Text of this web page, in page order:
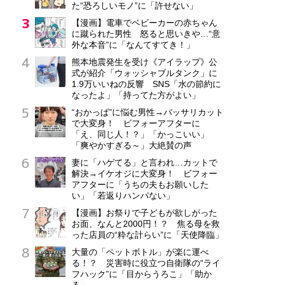
た“恐ろしいモノ”に「許せない」
【漫画】電車でベビーカーの赤ちゃん
に蹴られた男性 怒ると思いきや…“意
外な本音”に「なんてすてき！」
熊本地震発生を受け《アイラップ》公
式が紹介「ウォッシャブルタンク」に
1.9万いいねの反響 SNS「水の節約に
なったよ」「持ってた方がよい」
“おかっぱ”に悩む男性→バッサリカット
で大変身！ ビフォーアフターに
「え、同じ人！？」「かっこいい」
「爽やかすぎる～」大絶賛の声
妻に「ハゲてる」と言われ…カットで
解決→イケオジに大変身！ ビフォー
アフターに「うちの夫もお願いした
い」「若返りハンパない」
【漫画】お祭りで子どもが欲しがった
お面、なんと2000円！？ 焦る母を救
った店員の“粋な計らい”に「天使降臨」
大量の「ペットボトル」が楽に運べ
る！？ 災害時に役立つ自衛隊の“ライ
フハック”に「目からうろこ」「助か